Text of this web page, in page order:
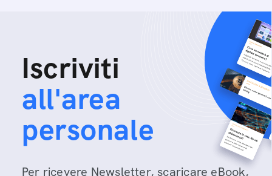
Iscriviti
all'area
personale
Per ricevere Newsletter, scaricare eBook,